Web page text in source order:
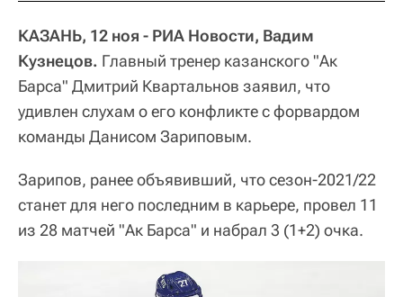
КАЗАНЬ, 12 ноя - РИА Новости, Вадим
Кузнецов. Главный тренер казанского "Ак
Барса" Дмитрий Квартальнов заявил, что
удивлен слухам о его конфликте с форвардом
команды Данисом Зариповым.
Зарипов, ранее объявивший, что сезон-2021/22
станет для него последним в карьере, провел 11
из 28 матчей "Ак Барса" и набрал 3 (1+2) очка.